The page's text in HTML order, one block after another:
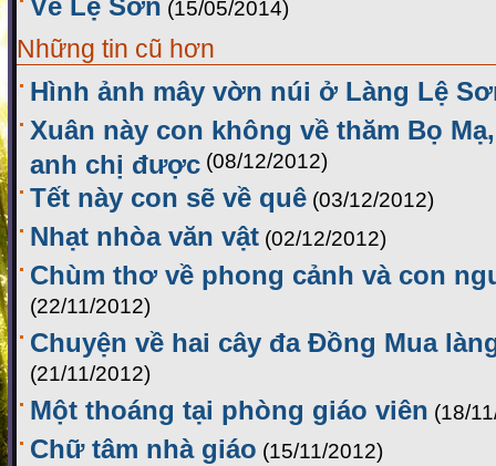
Về Lệ Sơn (15/05/2014)
Những tin cũ hơn
Hình ảnh mây vờn núi ở Làng Lệ
Xuân này con không về thăm Bọ
anh chị được (08/12/2012)
Tết này con sẽ về quê (03/12/2012)
Nhạt nhòa văn vật (02/12/2012)
Chùm thơ về phong cảnh và con
(22/11/2012)
Chuyện về hai cây đa Đồng Mua
(21/11/2012)
Một thoáng tại phòng giáo viên (18/
Chữ tâm nhà giáo (15/11/2012)